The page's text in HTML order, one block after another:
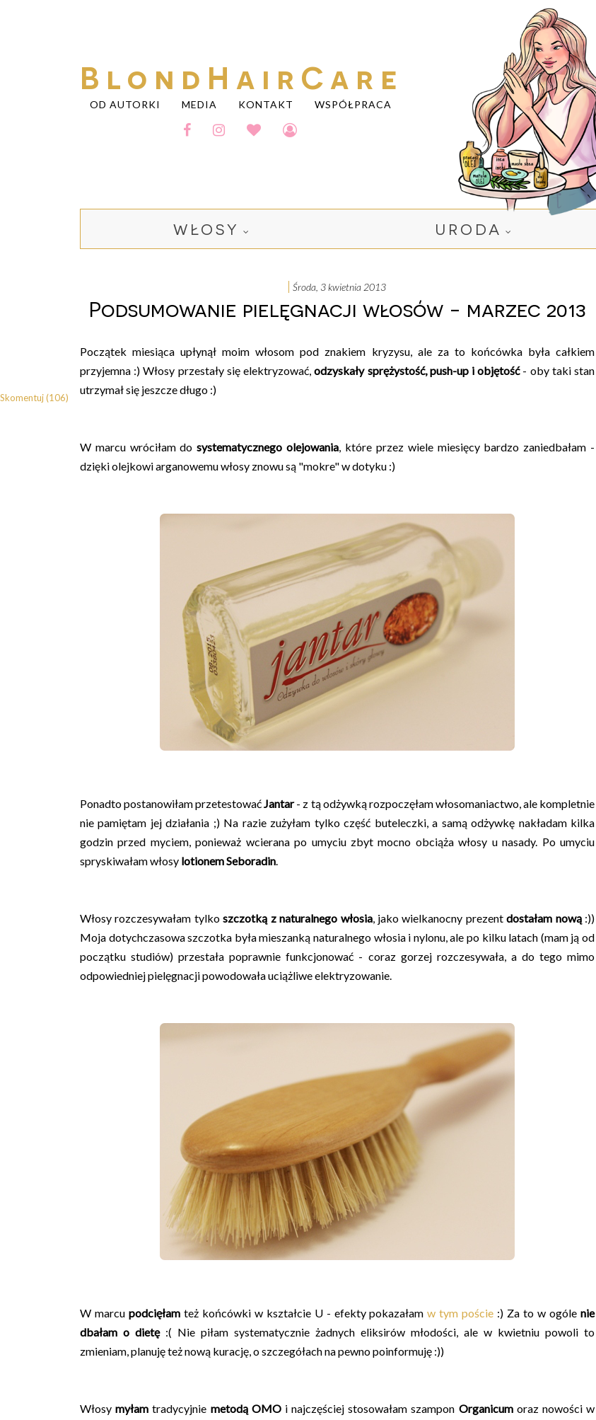
BlondHairCare
OD AUTORKI MEDIA KONTAKT WSPÓŁPRACA
WŁOSY URODA
środa, 3 kwietnia 2013
Podsumowanie pielęgnacji włosów - marzec 2013
Początek miesiąca upłynął moim włosom pod znakiem kryzysu, ale za to końcówka była całkiem
przyjemna :) Włosy przestały się elektryzować,odzyskały sprężystość, push-up i objętość- oby taki stan
utrzymał się jeszcze długo :)
W marcu wróciłam dosystematycznego olejowania, które przez wiele miesięcy bardzo zaniedbałam -
dzięki olejkowi arganowemu włosy znowu są "mokre" w dotyku :)
Ponadto postanowiłam przetestowaćJantar- z tą odżywką rozpoczęłam włosomaniactwo, ale kompletnie
nie pamiętam jej działania ;) Na razie zużyłam tylko część buteleczki, a samą odżywkę nakładam kilka
godzin przed myciem, ponieważ wcierana po umyciu zbyt mocno obciąża włosy u nasady. Po umyciu
spryskiwałam włosy lotionem Seboradin.
Włosy rozczesywałam tylkoszczotką z naturalnego włosia, jako wielkanocny prezentdostałam nową:))
Moja dotychczasowa szczotka była mieszanką naturalnego włosia i nylonu, ale po kilku latach (mam ją od
początku studiów) przestała poprawnie funkcjonować - coraz gorzej rozczesywała, a do tego mimo
odpowiedniej pielęgnacji powodowała uciążliwe elektryzowanie.
W marcu podcięłamteż końcówki w kształcie U - efekty pokazałamw tym poście :) Za to w ogólenie
dbałam o dietę:( Nie piłam systematycznie żadnych eliksirów młodości, ale w kwietniu powoli to
zmieniam, planuję też nową kurację, o szczegółach na pewno poinformuję :))
Włosymyłam tradycyjnie metodą OMOi najczęściej stosowałam szampon Organicumoraz nowości w
Skomentuj (106)